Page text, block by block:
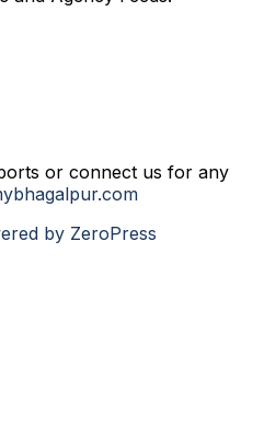
or connect us for any
by ZeroPress